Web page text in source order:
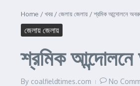
Home /খবর /জেলায় জেলায় /শ্রমিক আন্দোলনে
জেলায় জেলায়
শ্রমিক আন্দোলনে
By coalfieldtimes.com No